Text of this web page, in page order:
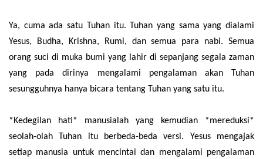
Ya, cuma ada satu Tuhan itu. Tuhan yang sama yang dialami
Yesus, Budha, Krishna, Rumi, dan semua para nabi. Semua
orang suci di muka bumi yang lahir di sepanjang segala zaman
yang pada dirinya mengalami pengalaman akan Tuhan
sesungguhnya hanya bicara tentang Tuhan yang satu itu.
*Kedegilan hati* manusialah yang kemudian *mereduksi*
seolah-olah Tuhan itu berbeda-beda versi. Yesus mengajak
setiap manusia untuk mencintai dan mengalami pengalaman